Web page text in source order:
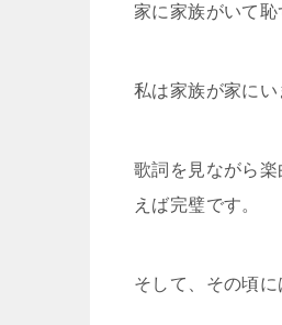
家に家族がいて
私は家族が家に
歌詞を見ながら
えば完璧です。
そして、その頃